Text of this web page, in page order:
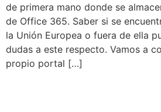
de primera mano donde se
de Office 365. Saber si se
la Unión Europea o fuera de ella
dudas a este respecto. Vamos a
propio portal […]